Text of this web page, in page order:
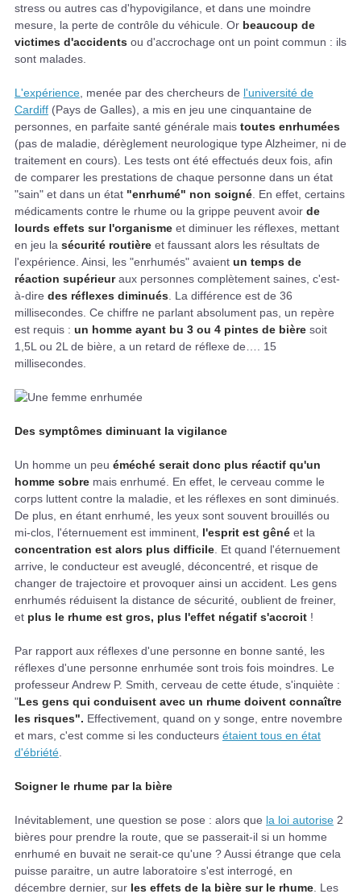
stress ou autres cas d'hypovigilance, et dans une moindre
mesure, la perte de contrôle du véhicule. Or beaucoup de
victimes d'accidents ou d'accrochage ont un point commun : ils
sont malades.
L'expérience , menée par des chercheurs de l'université de
Cardiff (Pays de Galles), a mis en jeu une cinquantaine de
personnes, en parfaite santé générale mais toutes enrhumées
(pas de maladie, dérèglement neurologique type Alzheimer, ni de
traitement en cours). Les tests ont été effectués deux fois, afin
de comparer les prestations de chaque personne dans un état
"sain" et dans un état "enrhumé" non soigné . En effet, certains
médicaments contre le rhume ou la grippe peuvent avoir de
lourds effets sur l'organisme et diminuer les réflexes, mettant
en jeu la sécurité routière et faussant alors les résultats de
l'expérience. Ainsi, les "enrhumés" avaient un temps de
réaction supérieuraux personnes complètement saines, c'est-
à-dire des réflexes diminués . La différence est de 36
millisecondes. Ce chiffre ne parlant absolument pas, un repère
est requis : un homme ayant bu 3 ou 4 pintes de bière soit
1,5L ou 2L de bière, a un retard de réflexe de…. 15
millisecondes.
Des symptômes diminuant la vigilance
Un homme un peu éméché serait donc plus réactif qu'un
homme sobre mais enrhumé. En effet, le cerveau comme le
corps luttent contre la maladie, et les réflexes en sont diminués.
De plus, en étant enrhumé, les yeux sont souvent brouillés ou
mi-clos, l'éternuement est imminent, l'esprit est gêné et la
concentration est alors plus difficile . Et quand l'éternuement
arrive, le conducteur est aveuglé, déconcentré, et risque de
changer de trajectoire et provoquer ainsi un accident. Les gens
enrhumés réduisent la distance de sécurité, oublient de freiner,
et plus le rhume est gros, plus l'effet négatif s'accroit !
Par rapport aux réflexes d'une personne en bonne santé, les
réflexes d'une personne enrhumée sont trois fois moindres. Le
professeur Andrew P. Smith, cerveau de cette étude, s'inquiète :
"Les gens qui conduisent avec un rhume doivent connaître
les risques". Effectivement, quand on y songe, entre novembre
et mars, c'est comme si les conducteurs étaient tous en état
d'ébriété
Soigner le rhume par la bière
Inévitablement, une question se pose : alors que la loi autorise 2
bières pour prendre la route, que se passerait-il si un homme
enrhumé en buvait ne serait-ce qu'une ? Aussi étrange que cela
puisse paraitre, un autre laboratoire s'est interrogé, en
décembre dernier, sur les effets de la bière sur le rhume . Les